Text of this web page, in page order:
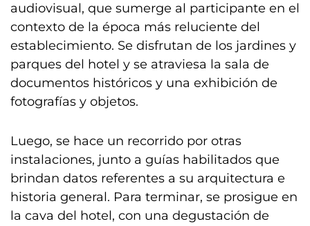
audiovisual, que sumerge al participante en el
contexto de la época más reluciente del
establecimiento. Se disfrutan de los jardines y
parques del hotel y se atraviesa la sala de
documentos históricos y una exhibición de
fotografías y objetos.
Luego, se hace un recorrido por otras
instalaciones, junto a guías habilitados que
brindan datos referentes a su arquitectura e
historia general. Para terminar, se prosigue en
la cava del hotel, con una degustación de